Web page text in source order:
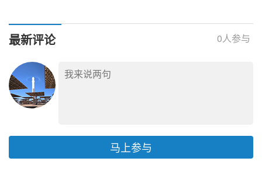
最新评论 0人参与
马上参与